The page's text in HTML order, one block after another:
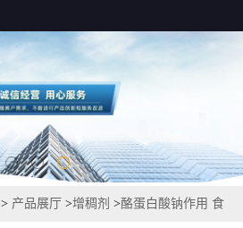
> 产品展厅 >增稠剂 >酪蛋白酸钠作用 食